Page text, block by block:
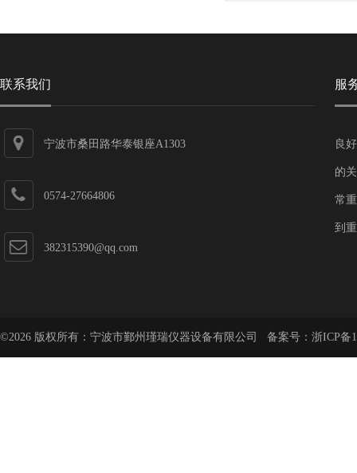
联系我们
宁波市桑田路华泰银座A1303
0574-27664806
382315390@qq.com
服
良
的
常
到
©2026 版权所有：宁波市鄞州瑾瑞仪器设备有限公司 备案号： 浙ICP备